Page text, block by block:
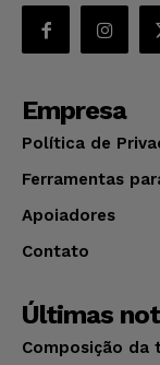
Empresa
Política de
Ferramentas
Apoiadores
Contato
Últimas
Composição da